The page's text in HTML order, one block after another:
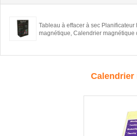
Tableau à effacer à sec Planificateur
magnétique, Calendrier magnétique
Calendrier